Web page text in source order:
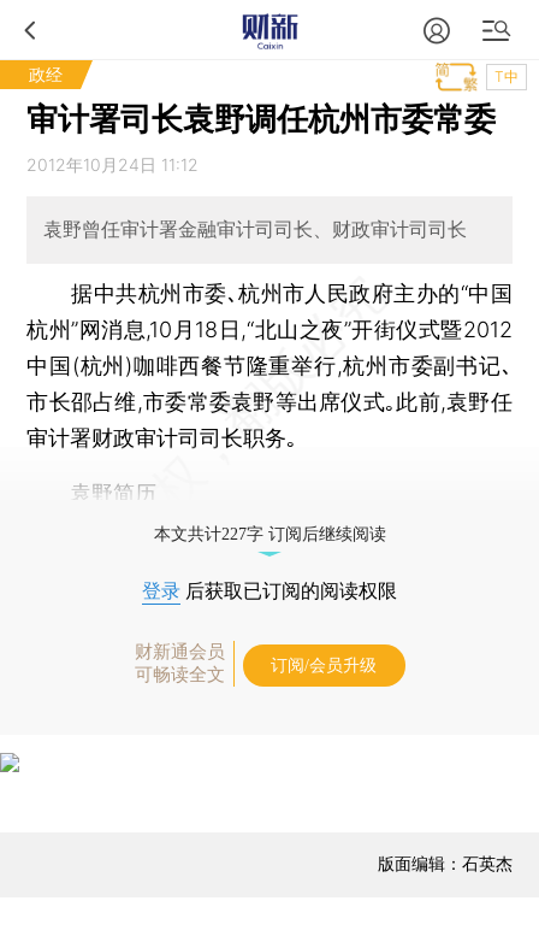
政经 T中
审计署司长袁野调任杭州市委常委
2012年10月24日 11:12
袁野曾任审计署金融审计司司长、财政审计司司长
据中共杭州市委､杭州市人民政府主办的“中国
杭州”网消息,10月18日,“北山之夜”开街仪式暨2012
中国(杭州)咖啡西餐节隆重举行,杭州市委副书记､
市长邵占维,市委常委袁野等出席仪式｡此前,袁野任
审计署财政审计司司长职务｡
袁野简历
本文共计227字 订阅后继续阅读
登录 后获取已订阅的阅读权限
财新通会员
可畅读全文
订阅/会员升级
版面编辑：石英杰